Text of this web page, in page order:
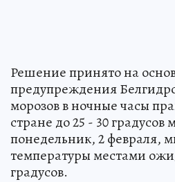
Решение принято на
предупреждения
морозов в ночные часы
стране до 25 - 30 градусов
понедельник, 2 февраля,
температуры местами
градусов.